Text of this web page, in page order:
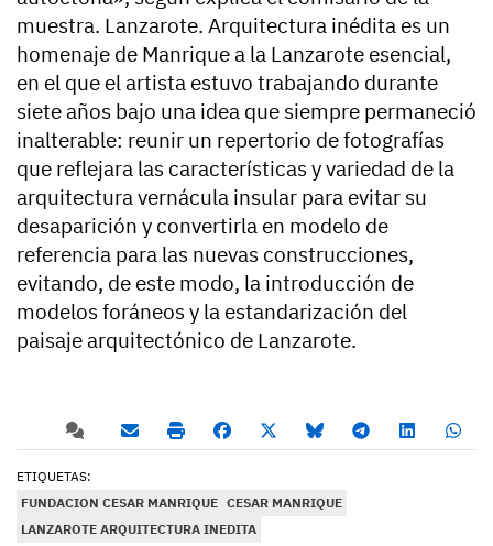
muestra. Lanzarote. Arquitectura inédita es un
homenaje de Manrique a la Lanzarote esencial,
en el que el artista estuvo trabajando durante
siete años bajo una idea que siempre permaneció
inalterable: reunir un repertorio de fotografías
que reflejara las características y variedad de la
arquitectura vernácula insular para evitar su
desaparición y convertirla en modelo de
referencia para las nuevas construcciones,
evitando, de este modo, la introducción de
modelos foráneos y la estandarización del
paisaje arquitectónico de Lanzarote.
ETIQUETAS:
FUNDACION CESAR MANRIQUE CESAR MANRIQUE
LANZAROTE ARQUITECTURA INEDITA